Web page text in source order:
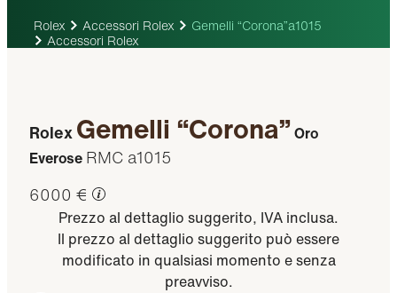
Rolex Accessori Rolex
Gemelli “Corona”a1015
Accessori Rolex
RolexGemelli “Corona”Oro
Everose RMC a1015
6000 €
Prezzo al dettaglio suggerito, IVA inclusa.
Il prezzo al dettaglio suggerito può essere
modificato in qualsiasi momento e senza
preavviso.